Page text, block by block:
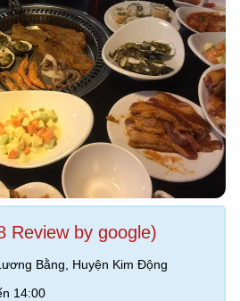
Review by google)
Bằng, Huyện Kim Động
14:00